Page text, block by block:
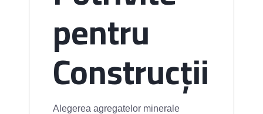
pentru
Construcții
Alegerea agregatelor minerale